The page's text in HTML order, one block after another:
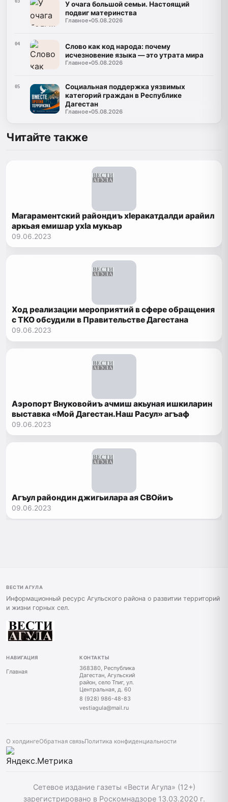
У очага большой семьи. Настоящий
подвиг материнства
Главное•05.08.2026
04
Слово как код народа: почему
исчезновение языка — это утрата мира
Главное•05.08.2026
05
Социальная поддержка уязвимых
категорий граждан в Республике
Дагестан
Главное•05.08.2026
Читайте также
Магараментский райондиъ хIеракатдалди арайил
аркьая емишар ухIа мукьар
09.06.2023
Ход реализации мероприятий в сфере обращения
с ТКО обсудили в Правительстве Дагестана
09.06.2023
Аэропорт Внуковойиъ ачмиш акьуная ишкиларин
выставка «Мой Дагестан.Наш Расул» агъаф
09.06.2023
Агъул райондин джигьилара ая СВОйиъ
09.06.2023
ВЕСТИ АГУЛА
Информационный ресурс Агульского района о развитии территорий
и жизни горных сел.
НАВИГАЦИЯ
Главная
КОНТАКТЫ
368380, Республика
Дагестан, Агульский
район, село Тпиг, ул.
Центральная, д. 60
8 (928) 986-48-83
vestiagula@mail.ru
О холдингеОбратная связьПолитика конфиденциальности
Сетевое издание газеты «Вести Агула» (12+)
зарегистрировано в Роскомнадзоре 13.03.2020 г.